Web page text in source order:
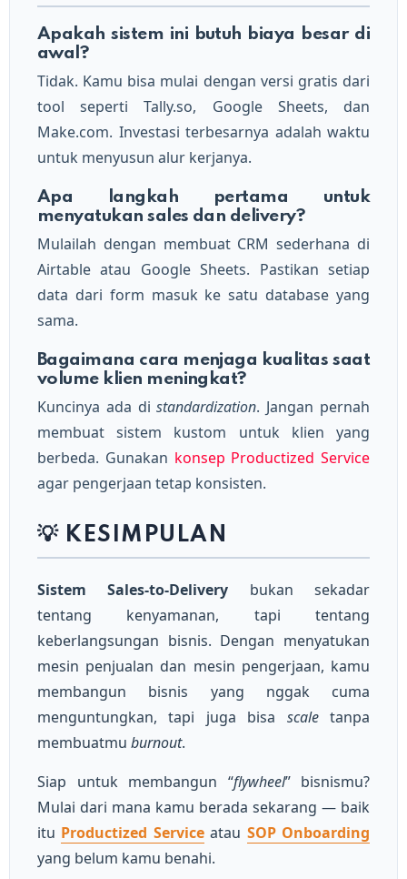
Apakah sistem ini butuh biaya besar di
awal?
Tidak. Kamu bisa mulai dengan versi gratis dari
tool seperti Tally.so, Google Sheets, dan
Make.com. Investasi terbesarnya adalah waktu
untuk menyusun alur kerjanya.
Apa langkah pertama untuk
menyatukan sales dan delivery?
Mulailah dengan membuat CRM sederhana di
Airtable atau Google Sheets. Pastikan setiap
data dari form masuk ke satu database yang
sama.
Bagaimana cara menjaga kualitas saat
volume klien meningkat?
Kuncinya ada distandardization. Jangan pernah
membuat sistem kustom untuk klien yang
berbeda. Gunakan konsep Productized Service
agar pengerjaan tetap konsisten.
💡 KESIMPULAN
Sistem Sales-to-Delivery bukan sekadar
tentang kenyamanan, tapi tentang
keberlangsungan bisnis. Dengan menyatukan
mesin penjualan dan mesin pengerjaan, kamu
membangun bisnis yang nggak cuma
menguntungkan, tapi juga bisa scaletanpa
membuatmu burnout.
Siap untuk membangun “flywheel” bisnismu?
Mulai dari mana kamu berada sekarang — baik
itu Productized Serviceatau SOP Onboarding
yang belum kamu benahi.